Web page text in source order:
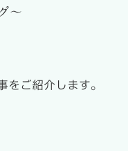
～
ご紹介します。